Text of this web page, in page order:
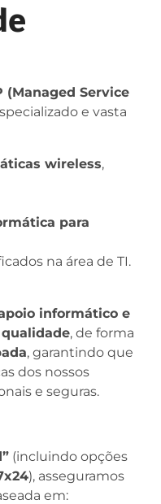
(Managed Service
e vasta
wireless,
para
na área de TI.
informático e
, de forma
, garantindo que
dos nossos
e seguras.
(incluindo opções
), asseguramos
em: